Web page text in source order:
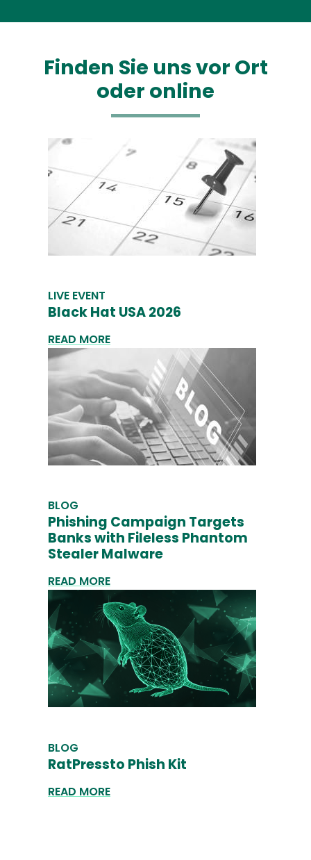
Finden Sie uns vor Ort
oder online
LIVE EVENT
Black Hat USA 2026
READ MORE
BLOG
Phishing Campaign Targets
Banks with Fileless Phantom
Stealer Malware
READ MORE
BLOG
RatPressto Phish Kit
READ MORE